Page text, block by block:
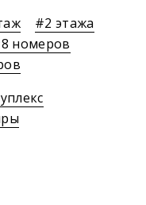
2 этажа
8 номеров